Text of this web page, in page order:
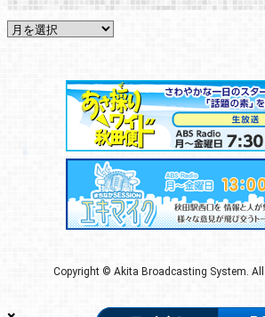
Copyright © Akita Broadcasting System. All